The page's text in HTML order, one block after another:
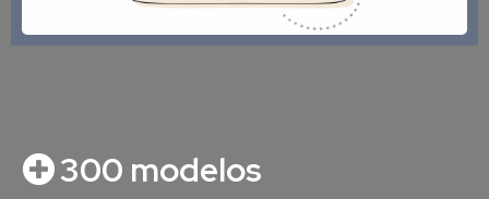
300 modelos